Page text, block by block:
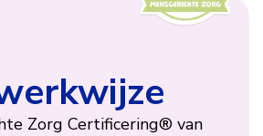
Zorg Certificering® van